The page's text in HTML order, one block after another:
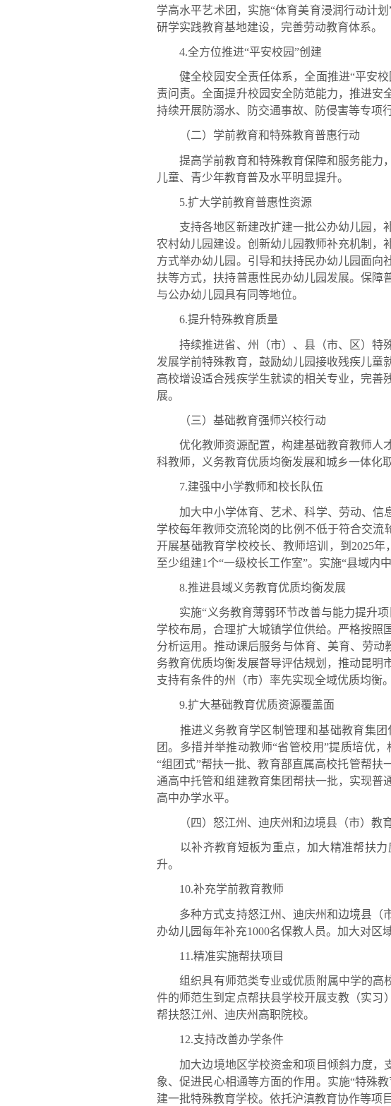
学高水平艺术团，实施“体育美育浸润行动计
研学实践教育基地建设，完善劳动教育体系。
4.全方位推进“平安校园”创建
健全校园安全责任体系，全面推进“平安校
责问责。全面提升校园安全防范能力，推进安
持续开展防溺水、防交通事故、防侵害等专项
（二）学前教育和特殊教育普惠行动
提高学前教育和特殊教育保障和服务能力，
儿童、青少年教育普及水平明显提升。
5.扩大学前教育普惠性资源
支持各地区新建改扩建一批公办幼儿园，补
农村幼儿园建设。创新幼儿园教师补充机制，
方式举办幼儿园。引导和扶持民办幼儿园面
扶等方式，扶持普惠性民办幼儿园发展。保障
与公办幼儿园具有同等地位。
6.提升特殊教育质量
持续推进省、州（市）、县（市、区）特
发展学前特殊教育，鼓励幼儿园接收残疾儿
高校增设适合残疾学生就读的相关专业，完
展。
（三）基础教育强师兴校行动
优化教师资源配置，构建基础教育教师人才
科教师，义务教育优质均衡发展和城乡一体化
7.建强中小学教师和校长队伍
加大中小学体育、艺术、科学、劳动、信息
学校每年教师交流轮岗的比例不低于符合交流
开展基础教育学校校长、教师培训，到2025年
至少组建1个“一级校长工作室”。实施“县域内
8.推进县域义务教育优质均衡发展
实施“义务教育薄弱环节改善与能力提升项
学校布局，合理扩大城镇学位供给。严格按
分析运用。推动课后服务与体育、美育、劳动
务教育优质均衡发展督导评估规划，推动昆明
支持有条件的州（市）率先实现全域优质均衡。
9.扩大基础教育优质资源覆盖面
推进义务教育学区制管理和基础教育集团
团。多措并举推动教师“省管校用”提质培优
“组团式”帮扶一批、教育部直属高校托管帮
通高中托管和组建教育集团帮扶一批，实现普
高中办学水平。
（四）怒江州、迪庆州和边境县（市）教
以补齐教育短板为重点，加大精准帮扶力
升。
10.补充学前教育教师
多种方式支持怒江州、迪庆州和边境县（
办幼儿园每年补充1000名保教人员。加大对区
11.精准实施帮扶项目
组织具有师范类专业或优质附属中学的高校
件的师范生到定点帮扶县学校开展支教（实习
帮扶怒江州、迪庆州高职院校。
12.支持改善办学条件
加大边境地区学校资金和项目倾斜力度，支
象、促进民心相通等方面的作用。实施“特殊
建一批特殊教育学校。依托沪滇教育协作等项